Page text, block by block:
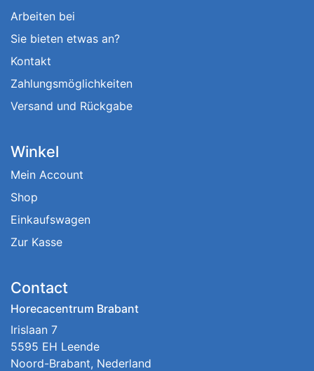
Arbeiten bei
Sie bieten etwas an?
Kontakt
Zahlungsmöglichkeiten
Versand und Rückgabe
Winkel
Mein Account
Shop
Einkaufswagen
Zur Kasse
Contact
Horecacentrum Brabant
Irislaan 7
5595 EH Leende
Noord-Brabant, Nederland